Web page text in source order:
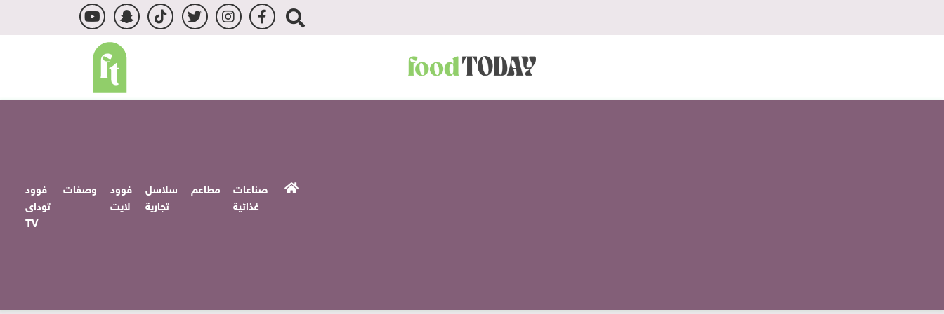
صناعات
غذائية
مطاعم
سلاسل
تجارية
فوود
لايت
وصفات
فوود
توداى
TV